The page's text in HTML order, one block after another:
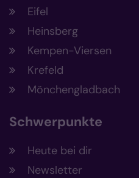
Eifel
Heinsberg
Kempen-Viersen
Krefeld
Mönchengladbach
Schwerpunkte
Heute bei dir
Newsletter